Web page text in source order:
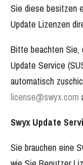
Sie diese besitzen
Update Lizenzen
Bitte beachten Sie,
Update Service
automatisch
license@swyx.com
Swyx Update
Sie brauchen eine